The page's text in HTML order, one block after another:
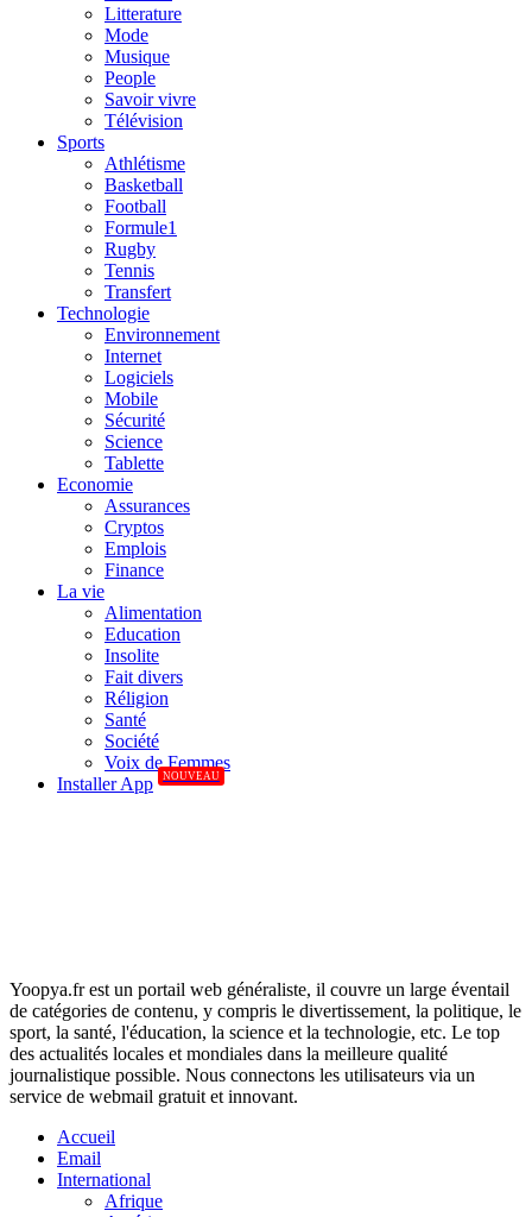
Litterature
Mode
Musique
People
Savoir vivre
Télévision
Sports
Athlétisme
Basketball
Football
Formule1
Rugby
Tennis
Transfert
Technologie
Environnement
Internet
Logiciels
Mobile
Sécurité
Science
Tablette
Economie
Assurances
Cryptos
Emplois
Finance
La vie
Alimentation
Education
Insolite
Fait divers
Réligion
Santé
Société
Voix de Femmes
Installer App
NOUVEAU
Yoopya.fr est un portail web généraliste, il couvre un large éventail
de catégories de contenu, y compris le divertissement, la politique, le
sport, la santé, l'éducation, la science et la technologie, etc. Le top
des actualités locales et mondiales dans la meilleure qualité
journalistique possible. Nous connectons les utilisateurs via un
service de webmail gratuit et innovant.
Accueil
Email
International
Afrique